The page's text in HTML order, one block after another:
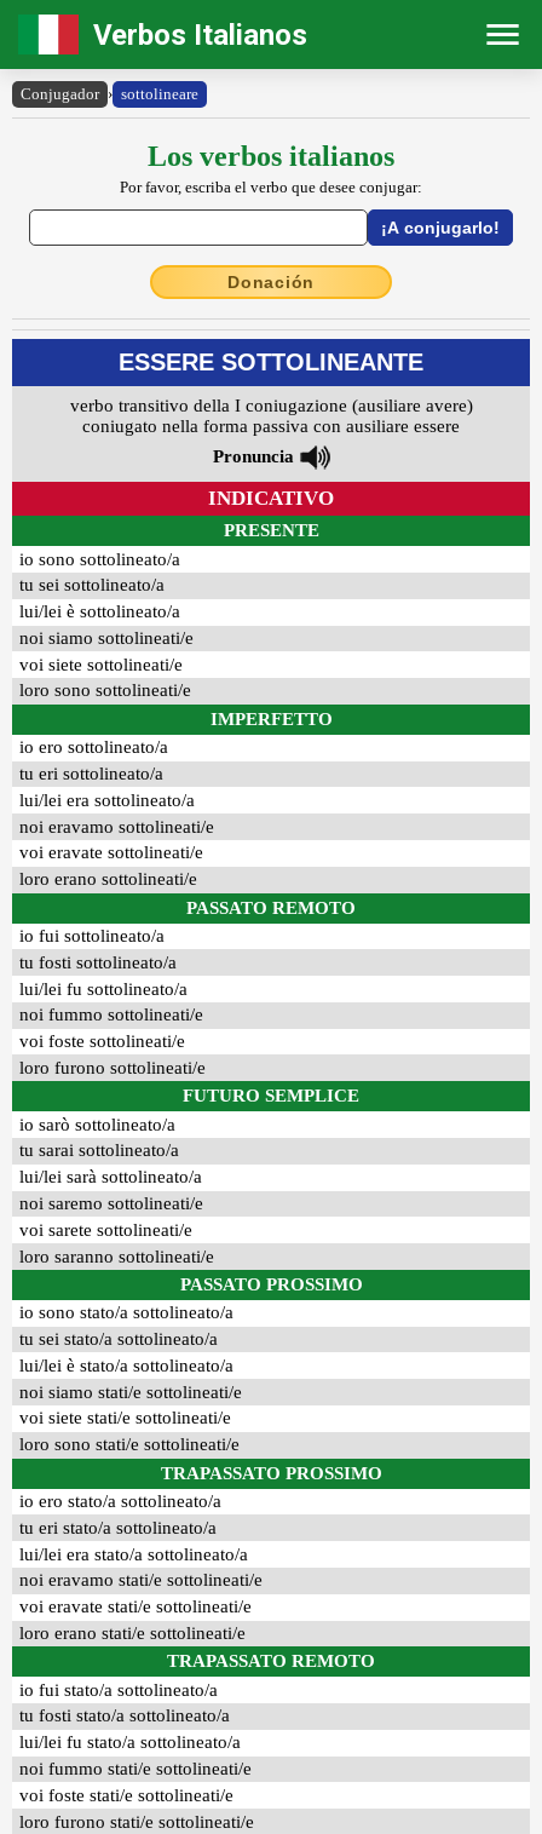
Verbos Italianos
Conjugador › sottolineare
Los verbos italianos
Por favor, escriba el verbo que desee conjugar:
Donación
ESSERE SOTTOLINEANTE
verbo transitivo della I coniugazione (ausiliare avere)
coniugato nella forma passiva con ausiliare essere
Pronuncia
INDICATIVO
PRESENTE
io sono sottolineato/a
tu sei sottolineato/a
lui/lei è sottolineato/a
noi siamo sottolineati/e
voi siete sottolineati/e
loro sono sottolineati/e
IMPERFETTO
io ero sottolineato/a
tu eri sottolineato/a
lui/lei era sottolineato/a
noi eravamo sottolineati/e
voi eravate sottolineati/e
loro erano sottolineati/e
PASSATO REMOTO
io fui sottolineato/a
tu fosti sottolineato/a
lui/lei fu sottolineato/a
noi fummo sottolineati/e
voi foste sottolineati/e
loro furono sottolineati/e
FUTURO SEMPLICE
io sarò sottolineato/a
tu sarai sottolineato/a
lui/lei sarà sottolineato/a
noi saremo sottolineati/e
voi sarete sottolineati/e
loro saranno sottolineati/e
PASSATO PROSSIMO
io sono stato/a sottolineato/a
tu sei stato/a sottolineato/a
lui/lei è stato/a sottolineato/a
noi siamo stati/e sottolineati/e
voi siete stati/e sottolineati/e
loro sono stati/e sottolineati/e
TRAPASSATO PROSSIMO
io ero stato/a sottolineato/a
tu eri stato/a sottolineato/a
lui/lei era stato/a sottolineato/a
noi eravamo stati/e sottolineati/e
voi eravate stati/e sottolineati/e
loro erano stati/e sottolineati/e
TRAPASSATO REMOTO
io fui stato/a sottolineato/a
tu fosti stato/a sottolineato/a
lui/lei fu stato/a sottolineato/a
noi fummo stati/e sottolineati/e
voi foste stati/e sottolineati/e
loro furono stati/e sottolineati/e